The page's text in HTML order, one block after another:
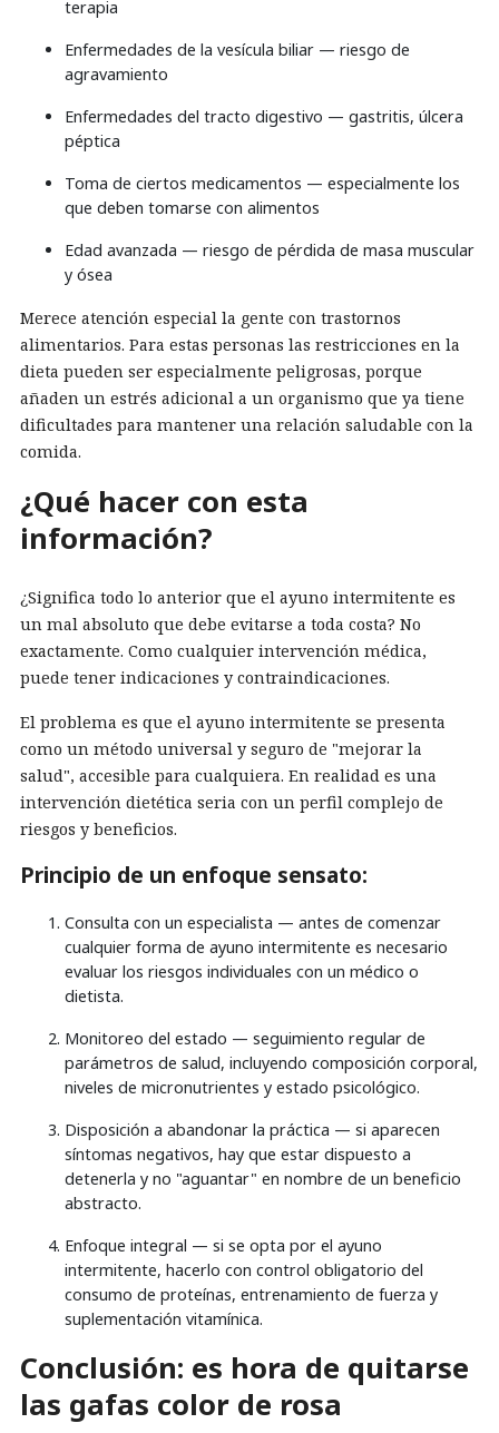
terapia
Enfermedades de la vesícula biliar — riesgo de
agravamiento
Enfermedades del tracto digestivo — gastritis, úlcera
péptica
Toma de ciertos medicamentos — especialmente los
que deben tomarse con alimentos
Edad avanzada — riesgo de pérdida de masa muscular
y ósea
Merece atención especial la gente con trastornos
alimentarios. Para estas personas las restricciones en la
dieta pueden ser especialmente peligrosas, porque
añaden un estrés adicional a un organismo que ya tiene
dificultades para mantener una relación saludable con la
comida.
¿Qué hacer con esta
información?
¿Significa todo lo anterior que el ayuno intermitente es
un mal absoluto que debe evitarse a toda costa? No
exactamente. Como cualquier intervención médica,
puede tener indicaciones y contraindicaciones.
El problema es que el ayuno intermitente se presenta
como un método universal y seguro de "mejorar la
salud", accesible para cualquiera. En realidad es una
intervención dietética seria con un perfil complejo de
riesgos y beneficios.
Principio de un enfoque sensato:
Consulta con un especialista — antes de comenzar
cualquier forma de ayuno intermitente es necesario
evaluar los riesgos individuales con un médico o
dietista.
Monitoreo del estado — seguimiento regular de
parámetros de salud, incluyendo composición corporal,
niveles de micronutrientes y estado psicológico.
Disposición a abandonar la práctica — si aparecen
síntomas negativos, hay que estar dispuesto a
detenerla y no "aguantar" en nombre de un beneficio
abstracto.
Enfoque integral — si se opta por el ayuno
intermitente, hacerlo con control obligatorio del
consumo de proteínas, entrenamiento de fuerza y
suplementación vitamínica.
Conclusión: es hora de quitarse
las gafas color de rosa